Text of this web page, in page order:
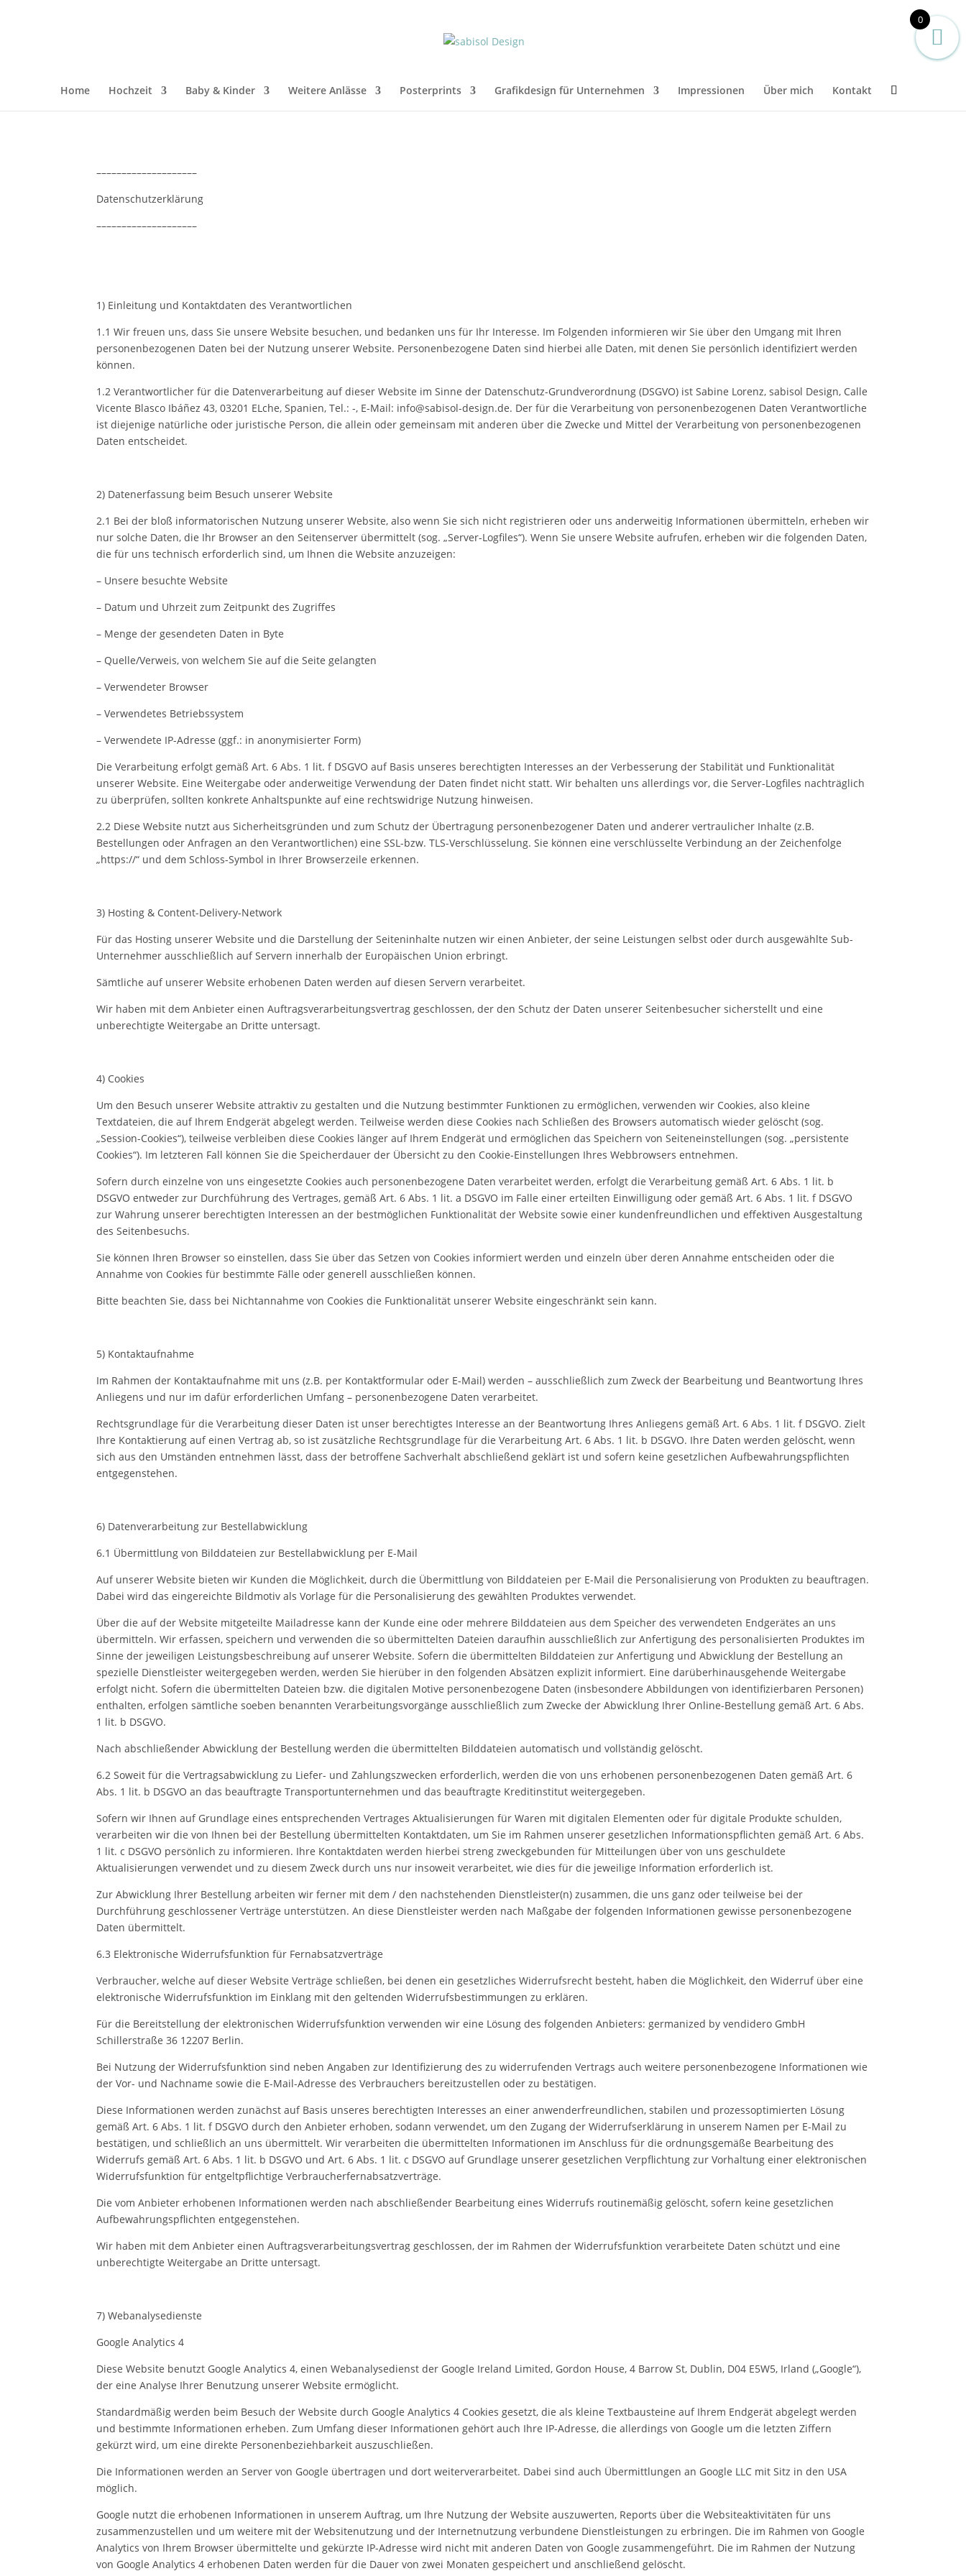
Home Hochzeit Baby & Kinder Weitere Anlässe Posterprints Grafikdesign für Unternehmen Impressionen Über mich Kontakt
––––––––––––––––––––
Datenschutzerklärung
––––––––––––––––––––
1) Einleitung und Kontaktdaten des Verantwortlichen
1.1 Wir freuen uns, dass Sie unsere Website besuchen, und bedanken uns für Ihr Interesse. Im Folgenden informieren wir Sie über den Umgang mit Ihren
personenbezogenen Daten bei der Nutzung unserer Website. Personenbezogene Daten sind hierbei alle Daten, mit denen Sie persönlich identifiziert werden
können.
1.2 Verantwortlicher für die Datenverarbeitung auf dieser Website im Sinne der Datenschutz-Grundverordnung (DSGVO) ist Sabine Lorenz, sabisol Design, Calle
Vicente Blasco Ibáñez 43, 03201 ELche, Spanien, Tel.: -, E-Mail: info@sabisol-design.de. Der für die Verarbeitung von personenbezogenen Daten Verantwortliche
ist diejenige natürliche oder juristische Person, die allein oder gemeinsam mit anderen über die Zwecke und Mittel der Verarbeitung von personenbezogenen
Daten entscheidet.
2) Datenerfassung beim Besuch unserer Website
2.1 Bei der bloß informatorischen Nutzung unserer Website, also wenn Sie sich nicht registrieren oder uns anderweitig Informationen übermitteln, erheben wir
nur solche Daten, die Ihr Browser an den Seitenserver übermittelt (sog. „Server-Logfiles“). Wenn Sie unsere Website aufrufen, erheben wir die folgenden Daten,
die für uns technisch erforderlich sind, um Ihnen die Website anzuzeigen:
– Unsere besuchte Website
– Datum und Uhrzeit zum Zeitpunkt des Zugriffes
– Menge der gesendeten Daten in Byte
– Quelle/Verweis, von welchem Sie auf die Seite gelangten
– Verwendeter Browser
– Verwendetes Betriebssystem
– Verwendete IP-Adresse (ggf.: in anonymisierter Form)
Die Verarbeitung erfolgt gemäß Art. 6 Abs. 1 lit. f DSGVO auf Basis unseres berechtigten Interesses an der Verbesserung der Stabilität und Funktionalität
unserer Website. Eine Weitergabe oder anderweitige Verwendung der Daten findet nicht statt. Wir behalten uns allerdings vor, die Server-Logfiles nachträglich
zu überprüfen, sollten konkrete Anhaltspunkte auf eine rechtswidrige Nutzung hinweisen.
2.2 Diese Website nutzt aus Sicherheitsgründen und zum Schutz der Übertragung personenbezogener Daten und anderer vertraulicher Inhalte (z.B.
Bestellungen oder Anfragen an den Verantwortlichen) eine SSL-bzw. TLS-Verschlüsselung. Sie können eine verschlüsselte Verbindung an der Zeichenfolge
„https://“ und dem Schloss-Symbol in Ihrer Browserzeile erkennen.
3) Hosting & Content-Delivery-Network
Für das Hosting unserer Website und die Darstellung der Seiteninhalte nutzen wir einen Anbieter, der seine Leistungen selbst oder durch ausgewählte Sub-
Unternehmer ausschließlich auf Servern innerhalb der Europäischen Union erbringt.
Sämtliche auf unserer Website erhobenen Daten werden auf diesen Servern verarbeitet.
Wir haben mit dem Anbieter einen Auftragsverarbeitungsvertrag geschlossen, der den Schutz der Daten unserer Seitenbesucher sicherstellt und eine
unberechtigte Weitergabe an Dritte untersagt.
4) Cookies
Um den Besuch unserer Website attraktiv zu gestalten und die Nutzung bestimmter Funktionen zu ermöglichen, verwenden wir Cookies, also kleine
Textdateien, die auf Ihrem Endgerät abgelegt werden. Teilweise werden diese Cookies nach Schließen des Browsers automatisch wieder gelöscht (sog.
„Session-Cookies“), teilweise verbleiben diese Cookies länger auf Ihrem Endgerät und ermöglichen das Speichern von Seiteneinstellungen (sog. „persistente
Cookies“). Im letzteren Fall können Sie die Speicherdauer der Übersicht zu den Cookie-Einstellungen Ihres Webbrowsers entnehmen.
Sofern durch einzelne von uns eingesetzte Cookies auch personenbezogene Daten verarbeitet werden, erfolgt die Verarbeitung gemäß Art. 6 Abs. 1 lit. b
DSGVO entweder zur Durchführung des Vertrages, gemäß Art. 6 Abs. 1 lit. a DSGVO im Falle einer erteilten Einwilligung oder gemäß Art. 6 Abs. 1 lit. f DSGVO
zur Wahrung unserer berechtigten Interessen an der bestmöglichen Funktionalität der Website sowie einer kundenfreundlichen und effektiven Ausgestaltung
des Seitenbesuchs.
Sie können Ihren Browser so einstellen, dass Sie über das Setzen von Cookies informiert werden und einzeln über deren Annahme entscheiden oder die
Annahme von Cookies für bestimmte Fälle oder generell ausschließen können.
Bitte beachten Sie, dass bei Nichtannahme von Cookies die Funktionalität unserer Website eingeschränkt sein kann.
5) Kontaktaufnahme
Im Rahmen der Kontaktaufnahme mit uns (z.B. per Kontaktformular oder E-Mail) werden – ausschließlich zum Zweck der Bearbeitung und Beantwortung Ihres
Anliegens und nur im dafür erforderlichen Umfang – personenbezogene Daten verarbeitet.
Rechtsgrundlage für die Verarbeitung dieser Daten ist unser berechtigtes Interesse an der Beantwortung Ihres Anliegens gemäß Art. 6 Abs. 1 lit. f DSGVO. Zielt
Ihre Kontaktierung auf einen Vertrag ab, so ist zusätzliche Rechtsgrundlage für die Verarbeitung Art. 6 Abs. 1 lit. b DSGVO. Ihre Daten werden gelöscht, wenn
sich aus den Umständen entnehmen lässt, dass der betroffene Sachverhalt abschließend geklärt ist und sofern keine gesetzlichen Aufbewahrungspflichten
entgegenstehen.
6) Datenverarbeitung zur Bestellabwicklung
6.1 Übermittlung von Bilddateien zur Bestellabwicklung per E-Mail
Auf unserer Website bieten wir Kunden die Möglichkeit, durch die Übermittlung von Bilddateien per E-Mail die Personalisierung von Produkten zu beauftragen.
Dabei wird das eingereichte Bildmotiv als Vorlage für die Personalisierung des gewählten Produktes verwendet.
Über die auf der Website mitgeteilte Mailadresse kann der Kunde eine oder mehrere Bilddateien aus dem Speicher des verwendeten Endgerätes an uns
übermitteln. Wir erfassen, speichern und verwenden die so übermittelten Dateien daraufhin ausschließlich zur Anfertigung des personalisierten Produktes im
Sinne der jeweiligen Leistungsbeschreibung auf unserer Website. Sofern die übermittelten Bilddateien zur Anfertigung und Abwicklung der Bestellung an
spezielle Dienstleister weitergegeben werden, werden Sie hierüber in den folgenden Absätzen explizit informiert. Eine darüberhinausgehende Weitergabe
erfolgt nicht. Sofern die übermittelten Dateien bzw. die digitalen Motive personenbezogene Daten (insbesondere Abbildungen von identifizierbaren Personen)
enthalten, erfolgen sämtliche soeben benannten Verarbeitungsvorgänge ausschließlich zum Zwecke der Abwicklung Ihrer Online-Bestellung gemäß Art. 6 Abs.
1 lit. b DSGVO.
Nach abschließender Abwicklung der Bestellung werden die übermittelten Bilddateien automatisch und vollständig gelöscht.
6.2 Soweit für die Vertragsabwicklung zu Liefer- und Zahlungszwecken erforderlich, werden die von uns erhobenen personenbezogenen Daten gemäß Art. 6
Abs. 1 lit. b DSGVO an das beauftragte Transportunternehmen und das beauftragte Kreditinstitut weitergegeben.
Sofern wir Ihnen auf Grundlage eines entsprechenden Vertrages Aktualisierungen für Waren mit digitalen Elementen oder für digitale Produkte schulden,
verarbeiten wir die von Ihnen bei der Bestellung übermittelten Kontaktdaten, um Sie im Rahmen unserer gesetzlichen Informationspflichten gemäß Art. 6 Abs.
1 lit. c DSGVO persönlich zu informieren. Ihre Kontaktdaten werden hierbei streng zweckgebunden für Mitteilungen über von uns geschuldete
Aktualisierungen verwendet und zu diesem Zweck durch uns nur insoweit verarbeitet, wie dies für die jeweilige Information erforderlich ist.
Zur Abwicklung Ihrer Bestellung arbeiten wir ferner mit dem / den nachstehenden Dienstleister(n) zusammen, die uns ganz oder teilweise bei der
Durchführung geschlossener Verträge unterstützen. An diese Dienstleister werden nach Maßgabe der folgenden Informationen gewisse personenbezogene
Daten übermittelt.
6.3 Elektronische Widerrufsfunktion für Fernabsatzverträge
Verbraucher, welche auf dieser Website Verträge schließen, bei denen ein gesetzliches Widerrufsrecht besteht, haben die Möglichkeit, den Widerruf über eine
elektronische Widerrufsfunktion im Einklang mit den geltenden Widerrufsbestimmungen zu erklären.
Für die Bereitstellung der elektronischen Widerrufsfunktion verwenden wir eine Lösung des folgenden Anbieters: germanized by vendidero GmbH
Schillerstraße 36 12207 Berlin.
Bei Nutzung der Widerrufsfunktion sind neben Angaben zur Identifizierung des zu widerrufenden Vertrags auch weitere personenbezogene Informationen wie
der Vor- und Nachname sowie die E-Mail-Adresse des Verbrauchers bereitzustellen oder zu bestätigen.
Diese Informationen werden zunächst auf Basis unseres berechtigten Interesses an einer anwenderfreundlichen, stabilen und prozessoptimierten Lösung
gemäß Art. 6 Abs. 1 lit. f DSGVO durch den Anbieter erhoben, sodann verwendet, um den Zugang der Widerrufserklärung in unserem Namen per E-Mail zu
bestätigen, und schließlich an uns übermittelt. Wir verarbeiten die übermittelten Informationen im Anschluss für die ordnungsgemäße Bearbeitung des
Widerrufs gemäß Art. 6 Abs. 1 lit. b DSGVO und Art. 6 Abs. 1 lit. c DSGVO auf Grundlage unserer gesetzlichen Verpflichtung zur Vorhaltung einer elektronischen
Widerrufsfunktion für entgeltpflichtige Verbraucherfernabsatzverträge.
Die vom Anbieter erhobenen Informationen werden nach abschließender Bearbeitung eines Widerrufs routinemäßig gelöscht, sofern keine gesetzlichen
Aufbewahrungspflichten entgegenstehen.
Wir haben mit dem Anbieter einen Auftragsverarbeitungsvertrag geschlossen, der im Rahmen der Widerrufsfunktion verarbeitete Daten schützt und eine
unberechtigte Weitergabe an Dritte untersagt.
7) Webanalysedienste
Google Analytics 4
Diese Website benutzt Google Analytics 4, einen Webanalysedienst der Google Ireland Limited, Gordon House, 4 Barrow St, Dublin, D04 E5W5, Irland („Google“),
der eine Analyse Ihrer Benutzung unserer Website ermöglicht.
Standardmäßig werden beim Besuch der Website durch Google Analytics 4 Cookies gesetzt, die als kleine Textbausteine auf Ihrem Endgerät abgelegt werden
und bestimmte Informationen erheben. Zum Umfang dieser Informationen gehört auch Ihre IP-Adresse, die allerdings von Google um die letzten Ziffern
gekürzt wird, um eine direkte Personenbeziehbarkeit auszuschließen.
Die Informationen werden an Server von Google übertragen und dort weiterverarbeitet. Dabei sind auch Übermittlungen an Google LLC mit Sitz in den USA
möglich.
Google nutzt die erhobenen Informationen in unserem Auftrag, um Ihre Nutzung der Website auszuwerten, Reports über die Websiteaktivitäten für uns
zusammenzustellen und um weitere mit der Websitenutzung und der Internetnutzung verbundene Dienstleistungen zu erbringen. Die im Rahmen von Google
Analytics von Ihrem Browser übermittelte und gekürzte IP-Adresse wird nicht mit anderen Daten von Google zusammengeführt. Die im Rahmen der Nutzung
von Google Analytics 4 erhobenen Daten werden für die Dauer von zwei Monaten gespeichert und anschließend gelöscht.
0